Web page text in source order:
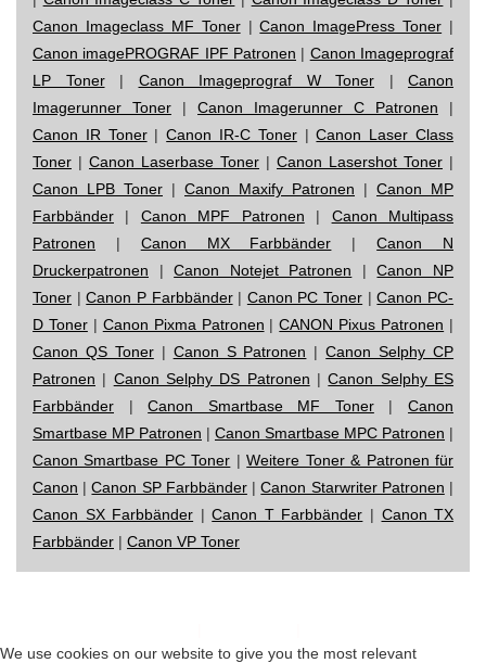
Canon Imageclass MF Toner|Canon ImagePress Toner |
Canon imagePROGRAF IPF Patronen | Canon Imageprograf
LP Toner| Canon Imageprograf W Toner | Canon
Imagerunner Toner | Canon Imagerunner C Patronen |
Canon IR Toner|Canon IR-C Toner|Canon Laser Class
Toner | Canon Laserbase Toner | Canon Lasershot Toner |
Canon LPB Toner | Canon Maxify Patronen | Canon MP
Farbbänder | Canon MPF Patronen | Canon Multipass
Patronen | Canon MX Farbbänder |Canon N
Druckerpatronen |Canon Notejet Patronen |Canon NP
Toner |Canon P Farbbänder| Canon PC Toner |Canon PC-
D Toner| Canon Pixma Patronen |CANON Pixus Patronen |
Canon QS Toner| Canon S Patronen |Canon Selphy CP
Patronen | Canon Selphy DS Patronen |Canon Selphy ES
Farbbänder |Canon Smartbase MF Toner|Canon
Smartbase MP Patronen | Canon Smartbase MPC Patronen |
Canon Smartbase PC Toner |Weitere Toner & Patronen für
Canon |Canon SP Farbbänder|Canon Starwriter Patronen |
Canon SX Farbbänder |Canon T Farbbänder | Canon TX
Farbbänder | Canon VP Toner
We use cookies on our website to give you the most relevant